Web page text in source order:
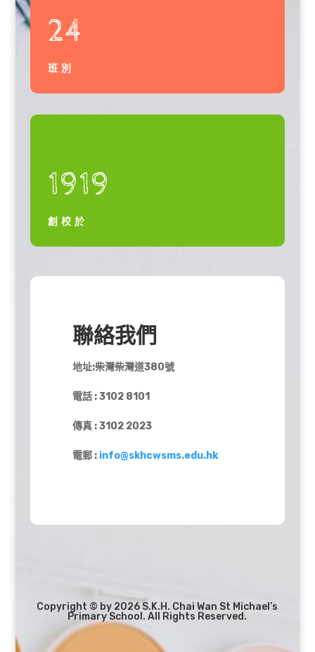
24
班別
1919
創校於
聯絡我們
地址:柴灣柴灣道380號
電話 : 3102 8101
傳真 : 3102 2023
電郵 : info@skhcwsms.edu.hk
Copyright © by 2026 S.K.H. Chai Wan St Michael’s
Primary School. All Rights Reserved.